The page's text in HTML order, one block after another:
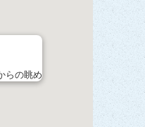
らの眺め